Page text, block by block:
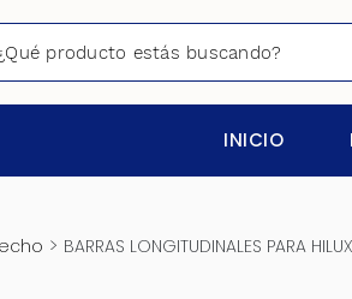
INICIO
> BARRAS LONGITUDINALES PARA